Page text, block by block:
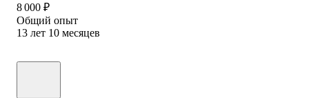
8 000 ₽
Общий опыт
13 лет 10 месяцев